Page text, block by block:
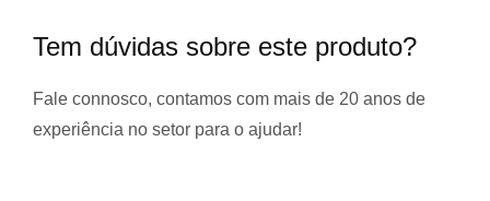
Tem dúvidas sobre este produto?
Fale connosco, contamos com mais de 20 anos de
experiência no setor para o ajudar!